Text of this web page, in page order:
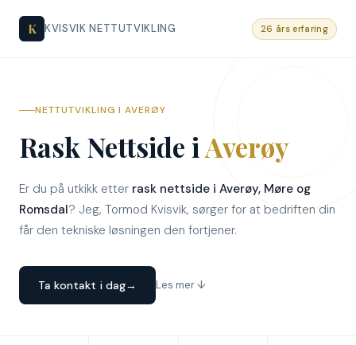
K KVISVIK NETTUTVIKLING 26 års erfaring
NETTUTVIKLING I AVERØY
Rask Nettside iAverøy
Er du på utkikk etter rask nettside i Averøy, Møre og
Romsdal? Jeg, Tormod Kvisvik, sørger for at bedriften din
får den tekniske løsningen den fortjener.
Ta kontakt i dag→ Les mer ↓